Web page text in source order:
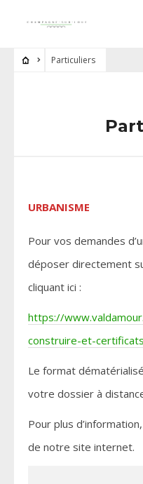
Particuliers
URBANISME
Pour vos demandes
déposer directement
cliquant ici :
https://
construire-et-
Le format
votre dossier à
Pour plus
de notre site internet.